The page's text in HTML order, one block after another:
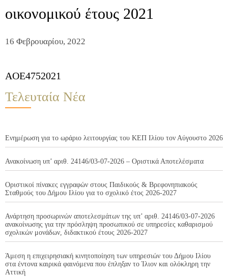
οικονομικού έτους 2021
16 Φεβρουαρίου, 2022
AOE4752021
Τελευταία Νέα
Ενημέρωση για το ωράριο λειτουργίας του ΚΕΠ Ιλίου τον Αύγουστο 2026
Ανακοίνωση υπ’ αριθ. 24146/03-07-2026 – Οριστικά Αποτελέσματα
Οριστικοί πίνακες εγγραφών στους Παιδικούς & Βρεφονηπιακούς
Σταθμούς του Δήμου Ιλίου για το σχολικό έτος 2026-2027
Ανάρτηση προσωρινών αποτελεσμάτων της υπ’ αριθ. 24146/03-07-2026
ανακοίνωσης για την πρόσληψη προσωπικού σε υπηρεσίες καθαρισμού
σχολικών μονάδων, διδακτικού έτους 2026-2027
Άμεση η επιχειρησιακή κινητοποίηση των υπηρεσιών του Δήμου Ιλίου
στα έντονα καιρικά φαινόμενα που έπληξαν το Ίλιον και ολόκληρη την
Αττική